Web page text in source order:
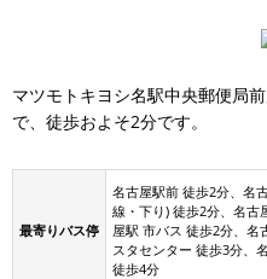
マツモトキヨシ名駅中央郵便局
で、徒歩およそ2分です。
最寄りバス停
名古屋駅前 徒歩2分、名
線・下り) 徒歩2分、名古
屋駅 市バス 徒歩2分、名
スタセンター 徒歩3分、
徒歩4分